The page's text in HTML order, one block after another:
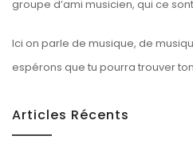
groupe d’ami musicien, qui ce
Ici on parle de musique, de
espérons que tu pourra trouver
Articles Récents